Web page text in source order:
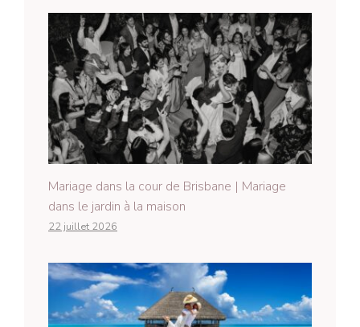
Mariage dans la cour de Brisbane | Mariage
dans le jardin à la maison
22 juillet 2026